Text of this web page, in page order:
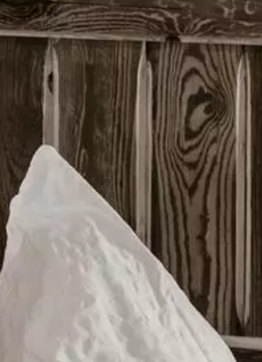
in den Alpen. Im Schutz der Natur.
liebevolles und geheimnisvoll-sagenhaftes
Sie reisen in die Berge – und
Kaminfeuer und urig-edler Gemütlichkeit.